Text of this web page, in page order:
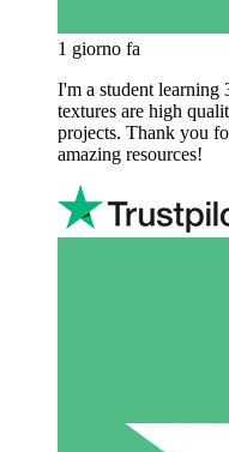
1 giorno fa
I'm a student learning
textures are high
projects. Thank you
amazing resources!